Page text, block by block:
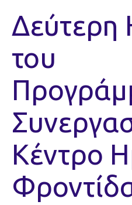
Δεύτερη
του
Κέντρο